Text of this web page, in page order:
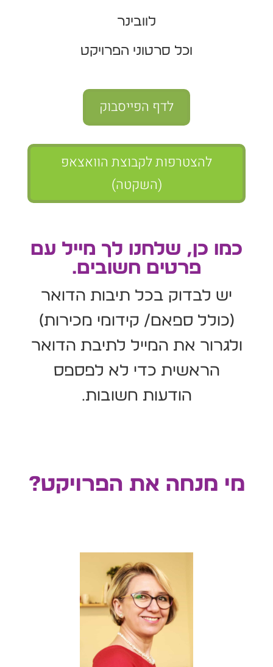
לוובינר
וכל סרטוני הפרויקט
לדף הפייסבוק
להצטרפות לקבוצת הוואצאפ
(השקטה)
כמו כן, שלחנו לך מייל עם
פרטים חשובים.
יש לבדוק בכל תיבות הדואר
(כולל ספאם/ קידומי מכירות)
ולגרור את המייל לתיבת הדואר
הראשית כדי לא לפספס
הודעות חשובות.
מי מנחה את הפרויקט?